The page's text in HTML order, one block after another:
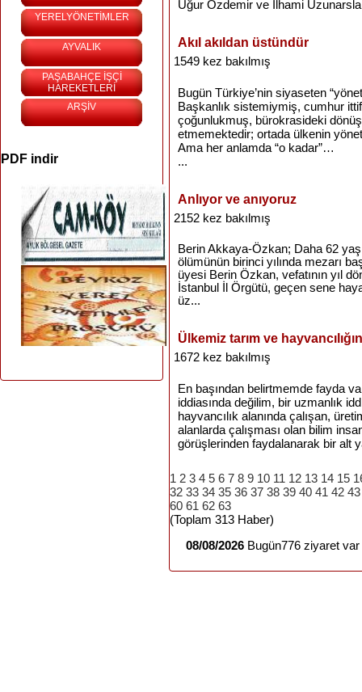
YERELYÖNETİMLER
AYVALIK
PAŞABAHÇE İŞÇİ
HAREKETLERİ
ARŞİV
PDF indir
Uğur Özdemir ve İlhami
Akıl akıldan üstündür
1549 kez bakılmış
Bugün Türkiye’nin siyaseten
Başkanlık sistemiymiş, cumhur
çoğunlukmuş, bürokrasideki
etmemektedir; ortada ülkenin
Ama her anlamda “o kadar”…
...
Anlıyor ve anıyoruz
2152 kez bakılmış
Berin Akkaya-Özkan; Daha 62
ölümünün birinci yılında mezarı
üyesi Berin Özkan, vefatının yıl
İstanbul İl Örgütü, geçen sene
üz...
Ülkemiz tarım ve
1672 kez bakılmış
En başından belirtmemde fayda
iddiasında değilim, bir uzmanlık
hayvancılık alanında çalışan,
alanlarda çalışması olan bilim
görüşlerinden faydalanarak bir alt
1 2 3 4 5 6 7 8 9 10 11 12 13 14 15
32 33 34 35 36 37 38 39 40 41 42 43
60 61 62 63
(Toplam 313 Haber)
08/08/2026 Bugün776 ziyaret